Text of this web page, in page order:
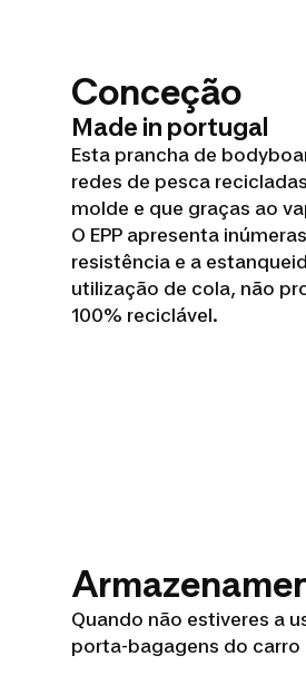
Conceção
Made in portugal
Esta prancha de
redes de pesca
molde e que graças ao
O EPP apresenta
resistência e a
utilização de cola, não
100% reciclável.
Quando não estiveres a
porta-bagagens do carro